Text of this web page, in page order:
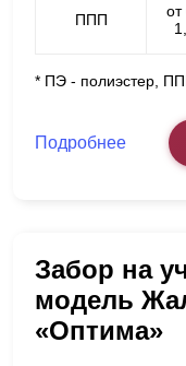
ППП
от
* ПЭ - полиэстер,
Подробнее
Забор на
модель
«Оптима»